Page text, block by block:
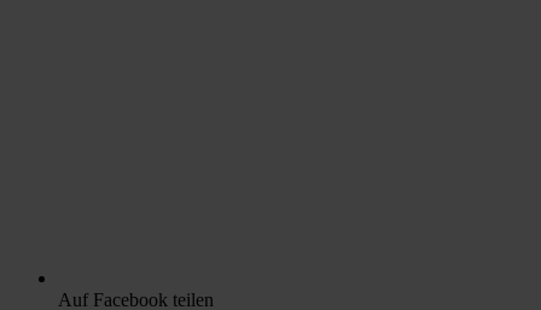
Auf Facebook teilen